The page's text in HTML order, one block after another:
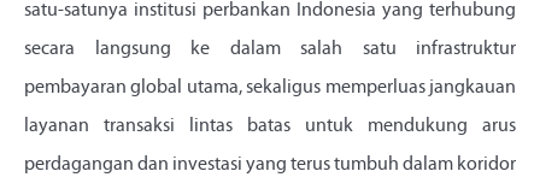
satu-satunya institusi perbankan Indonesia yang terhubung
secara langsung ke dalam salah satu infrastruktur
pembayaran global utama, sekaligus memperluas jangkauan
layanan transaksi lintas batas untuk mendukung arus
perdagangan dan investasi yang terus tumbuh dalam koridor